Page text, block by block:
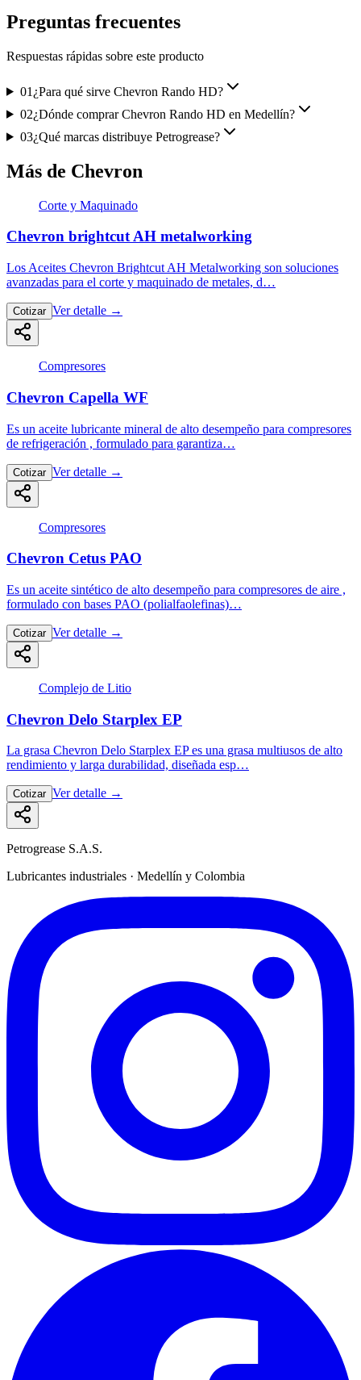
Preguntas frecuentes
Respuestas rápidas sobre este producto
01 ¿Para qué sirve Chevron Rando HD?
02¿Dónde comprar Chevron Rando HD en Medellín?
03¿Qué marcas distribuye Petrogrease?
Más de Chevron
Corte y Maquinado
Chevron brightcut AH metalworking
Los Aceites Chevron Brightcut AH Metalworking son soluciones
avanzadas para el corte y maquinado de metales, d…
Cotizar Ver detalle →
Compresores
Chevron Capella WF
Es un aceite lubricante mineral de alto desempeño para compresores
de refrigeración , formulado para garantiza…
Cotizar Ver detalle →
Compresores
Chevron Cetus PAO
Es un aceite sintético de alto desempeño para compresores de aire ,
formulado con bases PAO (polialfaolefinas)…
Cotizar Ver detalle →
Complejo de Litio
Chevron Delo Starplex EP
La grasa Chevron Delo Starplex EP es una grasa multiusos de alto
rendimiento y larga durabilidad, diseñada esp…
Cotizar Ver detalle →
Petrogrease S.A.S.
Lubricantes industriales · Medellín y Colombia